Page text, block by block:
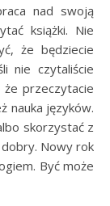
nad swoją
książki. Nie
że będziecie
nie czytaliście
przeczytacie
nauka języków.
skorzystać z
Nowy rok
Być może